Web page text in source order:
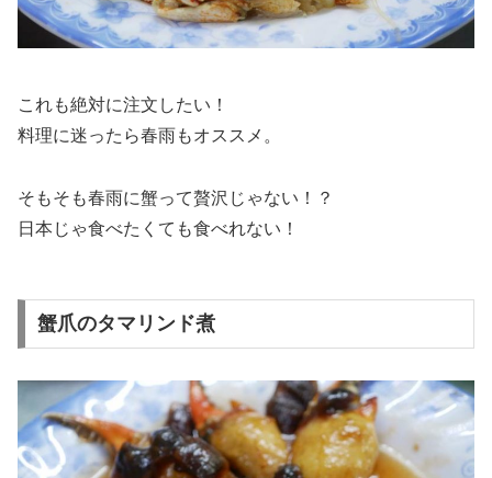
これも絶対に注文したい！
料理に迷ったら春雨もオススメ。
そもそも春雨に蟹って贅沢じゃない！？
日本じゃ食べたくても食べれない！
蟹爪のタマリンド煮